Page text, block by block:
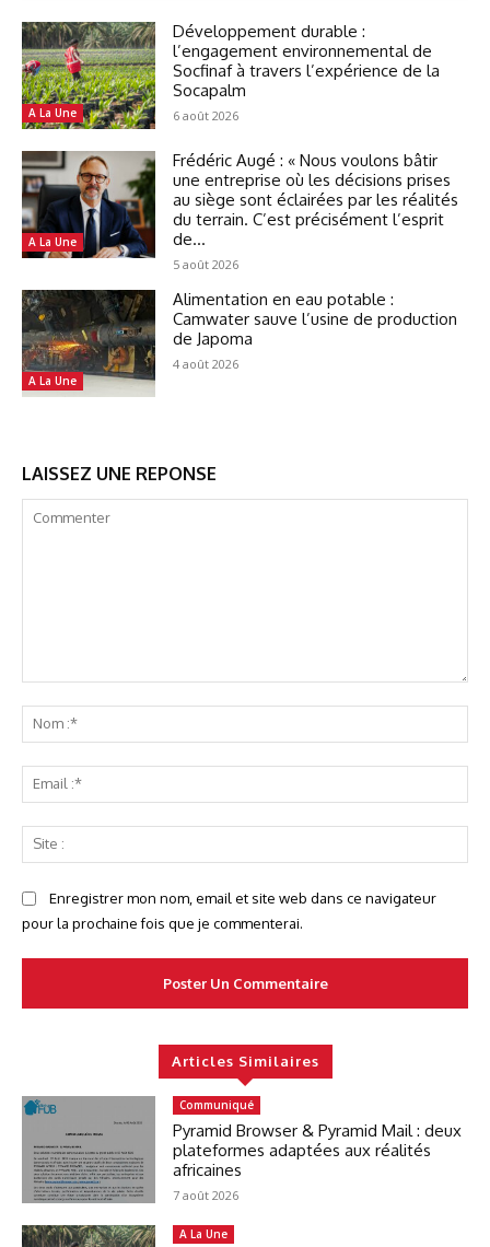
A La Une
Développement durable :
l’engagement environnemental de
Socfinaf à travers l’expérience de la
Socapalm
6 août 2026
A La Une
Frédéric Augé : « Nous voulons bâtir
une entreprise où les décisions prises
au siège sont éclairées par les réalités
du terrain. C’est précisément l’esprit
de...
5 août 2026
A La Une
Alimentation en eau potable :
Camwater sauve l’usine de production
de Japoma
4 août 2026
LAISSEZ UNE REPONSE
:*
:*
:
Enregistrer mon nom, email et site web dans ce navigateur
pour la prochaine fois que je commenterai.
Articles Similaires
Communiqué
Pyramid Browser & Pyramid Mail : deux
plateformes adaptées aux réalités
africaines
7 août 2026
A La Une